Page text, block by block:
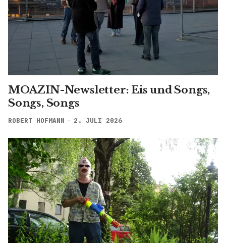
MOAZIN-Newsletter: Eis und Songs,
Songs, Songs
ROBERT HOFMANN 2. JULI 2026